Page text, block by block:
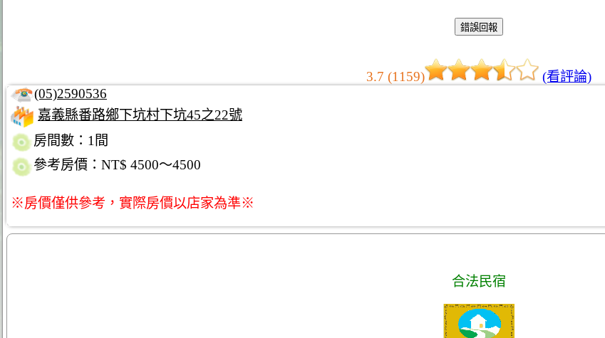
3.7 (1159)
(看評論)
(05)2590536
嘉義縣番路鄉下坑村下坑45之22號
房間數：1間
參考房價：NT$ 4500～4500
※房價僅供參考，實際房價以店家為準※
合法民宿